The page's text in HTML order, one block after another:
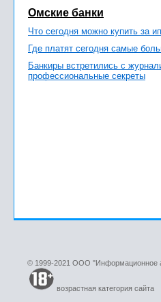
Омские банки
Что сегодня можно купить за
Где платят сегодня самые
Банкиры встретились с
профессиональные секреты
© 1999-2021 ООО "Информационное
возрастная категория сайта